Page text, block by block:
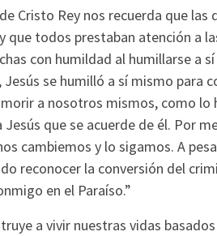
Cristo Rey nos recuerda que
que todos prestaban atención a
con humildad al humillarse a
se humilló a sí mismo para
a nosotros mismos, como lo
Jesús que se acuerde de él. Por
cambiemos y lo sigamos. A
reconocer la conversión del
en el Paraíso.”
a vivir nuestras vidas